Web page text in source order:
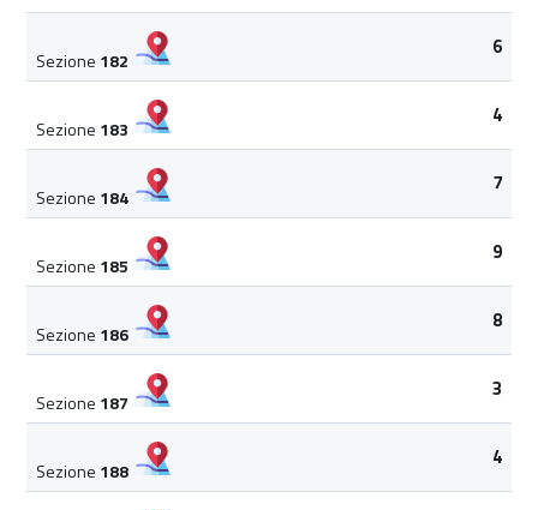
Sezione 182
6
Sezione 183
4
Sezione 184
7
Sezione 185
9
Sezione 186
8
Sezione 187
3
Sezione 188
4